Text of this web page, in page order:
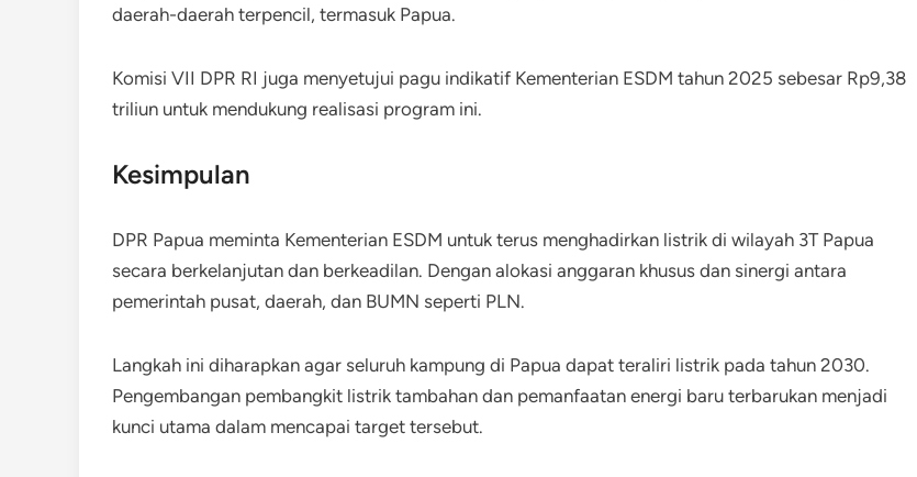
daerah-daerah terpencil, termasuk Papua.
Komisi VII DPR RI juga menyetujui pagu indikatif Kementerian ESDM tahun 2025 sebesar Rp9,38
triliun untuk mendukung realisasi program ini.
Kesimpulan
DPR Papua meminta Kementerian ESDM untuk terus menghadirkan listrik di wilayah 3T Papua
secara berkelanjutan dan berkeadilan. Dengan alokasi anggaran khusus dan sinergi antara
pemerintah pusat, daerah, dan BUMN seperti PLN.
Langkah ini diharapkan agar seluruh kampung di Papua dapat teraliri listrik pada tahun 2030.
Pengembangan pembangkit listrik tambahan dan pemanfaatan energi baru terbarukan menjadi
kunci utama dalam mencapai target tersebut.